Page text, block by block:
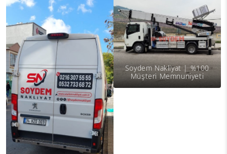
Soydem Nakliyat | %100
Müşteri Memnuniyeti